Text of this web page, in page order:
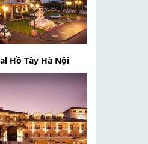
Hồ Tây Hà Nội